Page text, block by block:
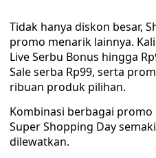
Tidak hanya diskon besar,
promo menarik lainnya.
Live Serbu Bonus hingga
Sale serba Rp99, serta
ribuan produk pilihan.
Kombinasi berbagai
Super Shopping Day
dilewatkan.